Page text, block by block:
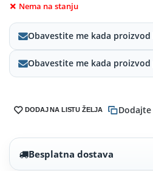
Nema na stanju
Obavestite me kada
Obavestite me kada
DODAJ NA LISTU ŽELJA
Besplatna dostava